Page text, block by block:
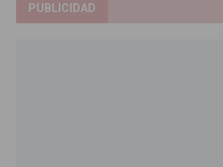
PUBLICIDAD